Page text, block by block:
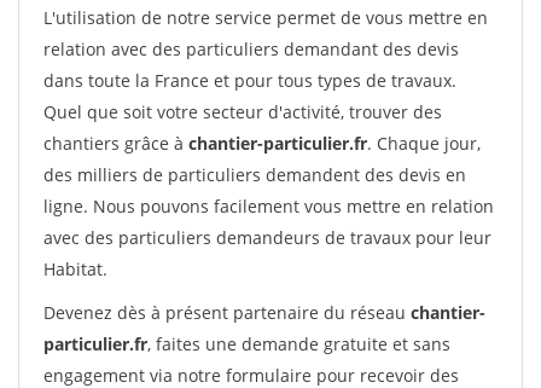
L'utilisation de notre service permet de vous mettre en
relation avec des particuliers demandant des devis
dans toute la France et pour tous types de travaux.
Quel que soit votre secteur d'activité, trouver des
chantiers grâce à chantier-particulier.fr. Chaque jour,
des milliers de particuliers demandent des devis en
ligne. Nous pouvons facilement vous mettre en relation
avec des particuliers demandeurs de travaux pour leur
Habitat.
Devenez dès à présent partenaire du réseau chantier-
particulier.fr, faites une demande gratuite et sans
engagement via notre formulaire pour recevoir des